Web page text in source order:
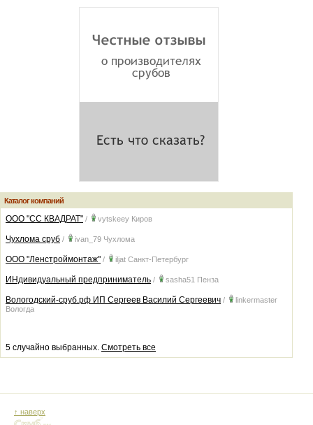
Каталог компаний
ООО "СС КВАДРАТ" / vytskeey Киров
Чухлома сруб / ivan_79 Чухлома
ООО "Ленстроймонтаж" / iljat Санкт-Петербург
ИНдивидуальный предприниматель / sasha51 Пенза
Вологодский-сруб.рф ИП Сергеев Василий Сергеевич /
linkermaster
Вологда
5 случайно выбранных. Смотреть все
↑ наверх